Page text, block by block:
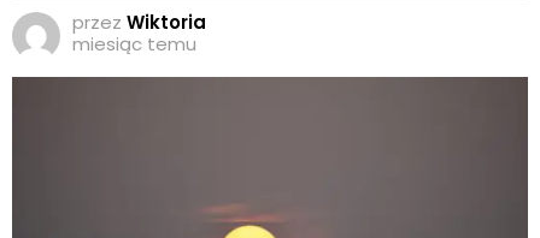
przez Wiktoria
miesiąc temu